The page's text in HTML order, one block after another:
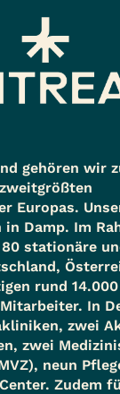
gehören wir
Europas.
Damp. Im
stationäre
rund 14.000
In
zwei
zwei
neun
Zudem